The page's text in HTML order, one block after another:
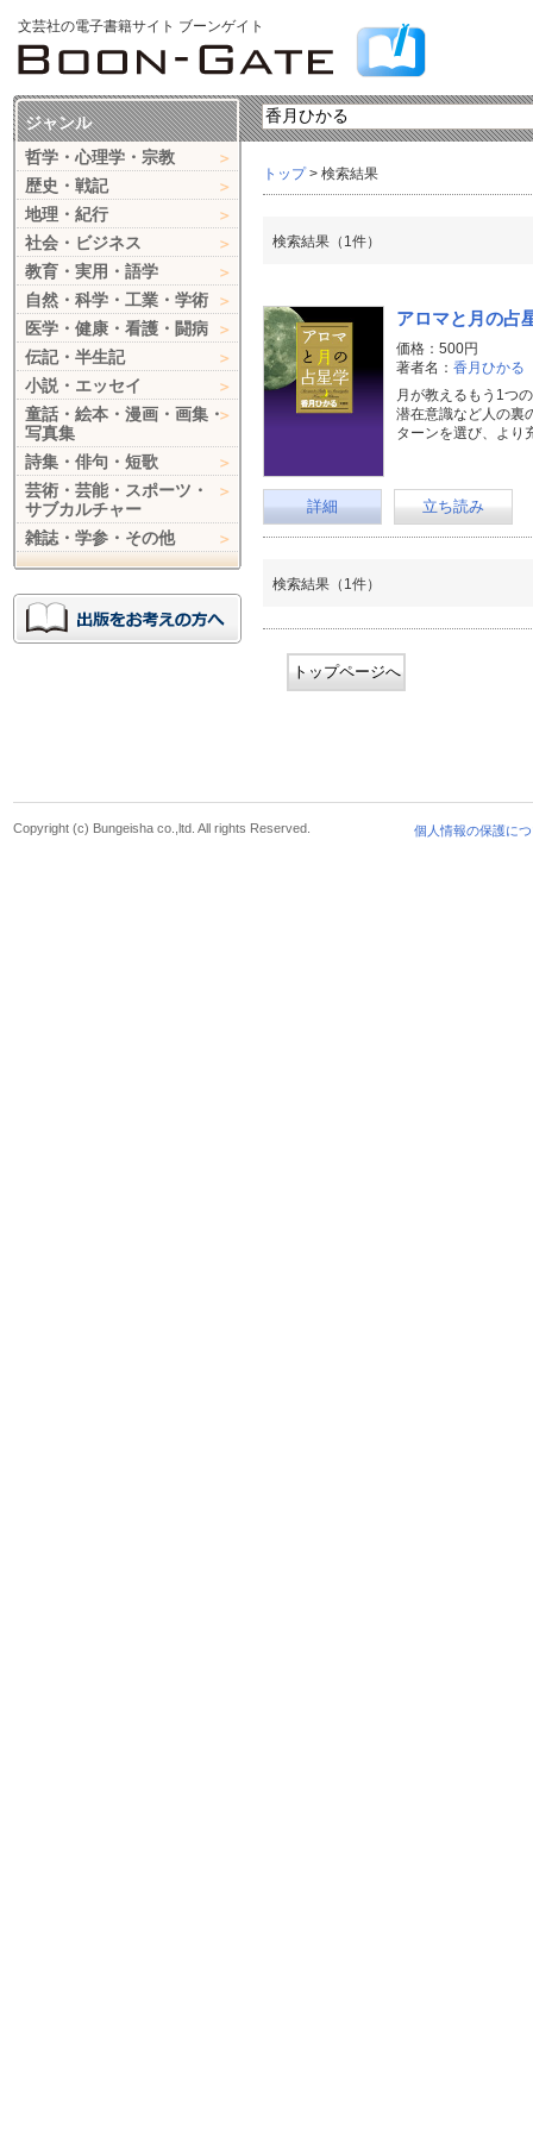
文芸社の電子書籍サイト ブーンゲイト
トップ> 検索結果
検索結果（1件）
アロマと月の占
価格：500円
著者名： 香月ひかる
月が教えるもう1つ
潜在意識など人の裏
ターンを選び、より
詳細 立ち読み
検索結果（1件）
トップページへ
ジャンル
哲学・心理学・宗教
歴史・戦記
地理・紀行
社会・ビジネス
教育・実用・語学
自然・科学・工業・学術
医学・健康・看護・闘病
伝記・半生記
小説・エッセイ
童話・絵本・漫画・画集・
写真集
詩集・俳句・短歌
芸術・芸能・スポーツ・
サブカルチャー
雑誌・学参・その他
個人情報の保護に
Copyright (c) Bungeisha co.,ltd. All rights Reserved.